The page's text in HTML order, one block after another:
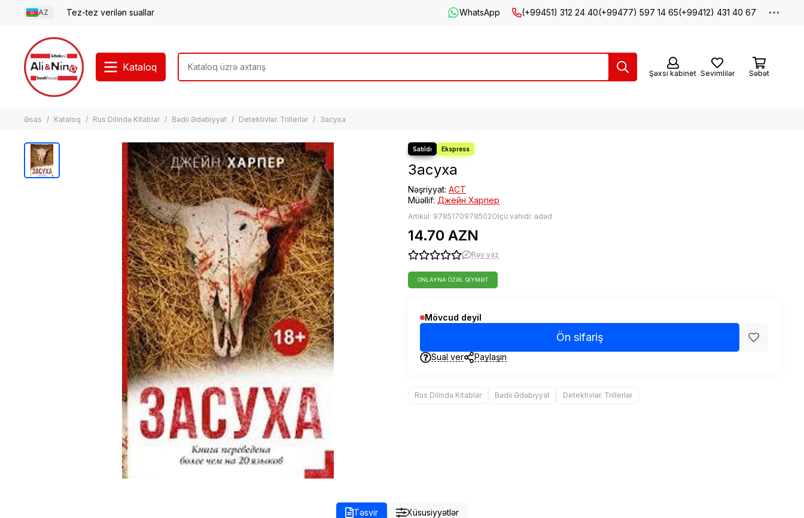
AZ Tez-tez verilən suallar WhatsApp (+99451) 312 24 40(+99477) 597 14 65(+99412) 431 40 67
Kataloq
Şəxsi kabinet Sevimlilər Səbət
Əsas Kataloq Rus Dilində Kitablar Bədii Ədəbiyyat Detektivlər. Trillerlər Засуха
Засуха
Nəşriyyat: АСТ
Müəllif: Джейн Харпер
Artikul: 9785170978502Ölçü vahidi: ədəd
14.70 AZN
Rəy yaz
ONLAYNA ÖZƏL QIYMƏT
Mövcud deyil
Ön sifariş
Sual ver Paylaşın
Rus Dilində Kitablar Bədii Ədəbiyyat Detektivlər. Trillerlər
Təsvir Xüsusiyyətlər